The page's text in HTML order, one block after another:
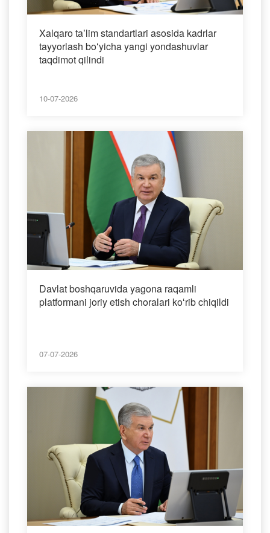
Xalqaro taʼlim standartlari asosida kadrlar
tayyorlash boʻyicha yangi yondashuvlar
taqdimot qilindi
10-07-2026
Davlat boshqaruvida yagona raqamli
platformani joriy etish choralari koʻrib chiqildi
07-07-2026